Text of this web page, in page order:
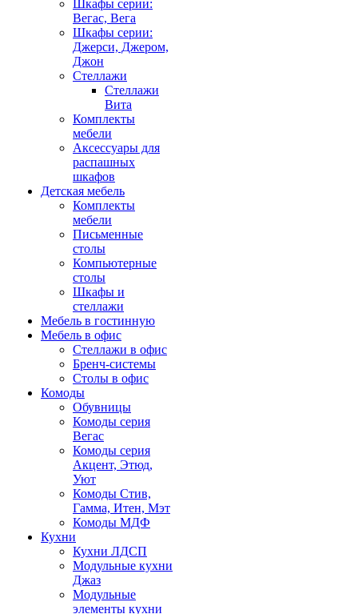
Шкафы серии:
Вегас, Вега
Шкафы серии:
Джерси, Джером,
Джон
Стеллажи
Стеллажи
Вита
Комплекты
мебели
Аксессуары для
распашных
шкафов
Детская мебель
Комплекты
мебели
Письменные
столы
Компьютерные
столы
Шкафы и
стеллажи
Мебель в гостинную
Мебель в офис
Стеллажи в офис
Бренч-системы
Столы в офис
Комоды
Обувницы
Комоды серия
Вегас
Комоды серия
Акцент, Этюд,
Уют
Комоды Стив,
Гамма, Итен, Мэт
Комоды МДФ
Кухни
Кухни ЛДСП
Модульные кухни
Джаз
Модульные
элементы кухни